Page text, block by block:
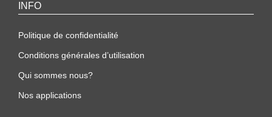
INFO
Politique de confidentialité
Conditions générales d’utilisation
Qui sommes nous?
Nos applications